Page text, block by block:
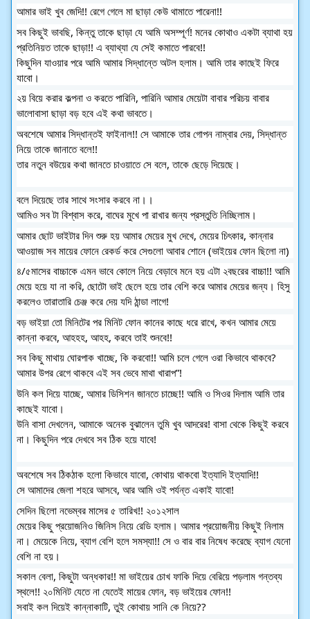
আমার ভাই খুব জেদি!! রেগে গেলে মা ছাড়া কেউ থামাতে পারেনা!!
সব কিছুই ভাবছি, কিন্তু তাকে ছাড়া যে আমি অসম্পূর্ণ! মনের কোথাও একটা ব্যাথা হয়
প্রতিনিয়ত তাকে ছাড়া!! এ ব্যাথ্যা যে সেই কমাতে পারবে!!
কিছুদিন যাওয়ার পরে আমি আমার সিদ্ধান্তে অটল হলাম। আমি তার কাছেই ফিরে
যাবো।
২য় বিয়ে করার কল্পনা ও করতে পারিনি, পারিনি আমার মেয়েটা বাবার পরিচয় বাবার
ভালোবাসা ছাড়া বড় হবে এই কথা ভাবতে।
অবশেষে আমার সিদ্ধান্তই ফাইনাল!! সে আমাকে তার গোপন নাম্বার দেয়, সিদ্ধান্ত
নিয়ে তাকে জানাতে বলে!!
তার নতুন বউয়ের কথা জানতে চাওয়াতে সে বলে, তাকে ছেড়ে দিয়েছে।
বলে দিয়েছে তার সাথে সংসার করবে না।।
আমিও সব টা বিশ্বাস করে, বাঘের মুখে পা রাখার জন্য প্রস্তুতি নিচ্ছিলাম।
আমার ছোট ভাইটার দিন শুরু হয় আমার মেয়ের মুখ দেখে, মেয়ের চিৎকার, কান্নার
আওয়াজ সব মায়ের ফোনে রেকর্ড করে সেগুলো আবার শোনে (ভাইয়ের ফোন ছিলো না)
৪/৫মাসের বাচ্চাকে এমন ভাবে কোলে নিয়ে বেড়াবে মনে হয় এটা ২বছরের বাচ্চা!! আমি
মেয়ে হয়ে যা না করি, ছোটো ভাই ছেলে হয়ে তার বেশি করে আমার মেয়ের জন্য। হিসু
করলেও তারাতারি চেঞ্জ করে দেয় যদি ঠান্ডা লাগে!
বড় ভাইয়া তো মিনিটের পর মিনিট ফোন কানের কাছে ধরে রাখে, কখন আমার মেয়ে
কান্না করবে, আহহহ, আহহ, করবে তাই শুনবে!!
সব কিছু মাথায় ঘোরপাক খাচ্ছে, কি করবো!! আমি চলে গেলে ওরা কিভাবে থাকবে?
আমার উপর রেগে থাকবে এই সব ভেবে মাথা খারাপ”!
উনি কল দিয়ে যাচ্ছে, আমার ডিসিশন জানতে চাচ্ছে!! আমি ও সিওর দিলাম আমি তার
কাছেই যাবো।
উনি বাসা দেখলেন, আমাকে অনেক বুঝালেন তুমি খুব আদরের! বাসা থেকে কিছুই করবে
না। কিছুদিন পরে দেখবে সব ঠিক হয়ে যাবে!
অবশেষে সব ঠিকঠাক হলো কিভাবে যাবো, কোথায় থাকবো ইত্যাদি ইত্যাদি!!
সে আমাদের জেলা শহরে আসবে, আর আমি ওই পর্যন্ত একাই যাবো!
সেদিন ছিলো নভেম্বর মাসের ৫ তারিখ!! ২০১২সাল
মেয়ের কিছু প্রয়োজনিও জিনিস নিয়ে রেডি হলাম। আমার প্রয়োজনীয় কিছুই নিলাম
না। মেয়েকে নিয়ে, ব্যাগ বেশি হলে সমস্যা!! সে ও বার বার নিষেধ করেছে ব্যাগ যেনো
বেশি না হয়।
সকাল বেলা, কিছুটা অন্ধকার!! মা ভাইয়ের চোখ ফাকি দিয়ে বেরিয়ে পড়লাম গন্তব্য
স্থলে!! ২০মিনিট যেতে না যেতেই মায়ের ফোন, বড় ভাইয়ের ফোন!!
সবাই কল দিয়েই কান্নাকাটি, তুই কোথায় সানি কে নিয়ে??